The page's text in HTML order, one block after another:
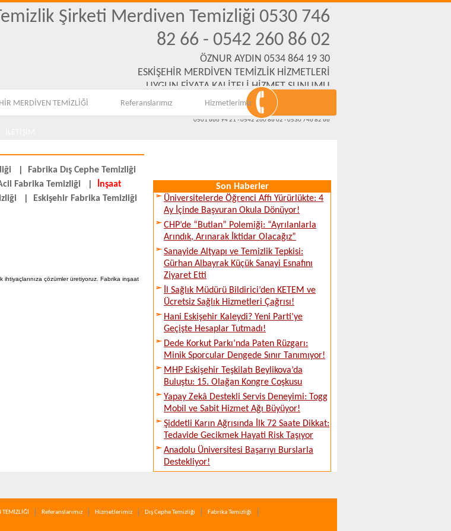
Şirketi Merdiven Temizliği 0530 746
82 66 - 0542 260 86 02
ÖZNUR AYDIN 0534 864 19 30
ESKİŞEHİR MERDİVEN TEMİZLİK HİZMETLERİ
UYGUN FİYATA KALİTELİ HİZMET SUNUMU
Emek Mh. Yanartaş Sk. No:31 Eskişehir
www.eskisehirmerdiventemizliksirketi.com
0501 666 94 21 - 0542 260 86 02 - 0530 746 82 66
MERDİVEN TEMİZLİĞİ Referanslarımız Hizmetlerimiz
Fabrika Dış Cephe Temizliği
Fabrika Temizliği
İnşaat
Eskişehir Fabrika Temizliği
ihtiyaçlarınıza çözümler üretiyoruz. Fabrika inşaat
Son Haberler
Üniversitelerde Öğrenci Affı Yürürlükte: 4
Ay İçinde Başvuran Okula Dönüyor!
CHP’de “Butlan” Polemiği: “Ayrılanlarla
Arındık, Arınarak İktidar Olacağız”
Sanayide Altyapı ve Temizlik Tepkisi:
Gürhan Albayrak Küçük Sanayi Esnafını
Ziyaret Etti
İl Sağlık Müdürü Bildirici’den KETEM ve
Ücretsiz Sağlık Hizmetleri Çağrısı!
Hani Eskişehir Kaleydi? Yeni Parti’ye
Geçişte Hesaplar Tutmadı!
Dede Korkut Parkı’nda Paten Rüzgarı:
Minik Sporcular Dengede Sınır Tanımıyor!
MHP Eskişehir Teşkilatı Beylikova’da
Buluştu: 15. Olağan Kongre Coşkusu
Yapay Zekâ Destekli Servis Deneyimi: Togg
Mobil ve Sabit Hizmet Ağı Büyüyor!
Şiddetli Karın Ağrısında İlk 72 Saate Dikkat:
Tedavide Gecikmek Hayati Risk Taşıyor
Anadolu Üniversitesi Başarıyı Burslarla
Destekliyor!
TEMİZLİĞİ Referanslarımız Hizmetlerimiz Dış Cephe Temizliği
Fabrika Temizliği